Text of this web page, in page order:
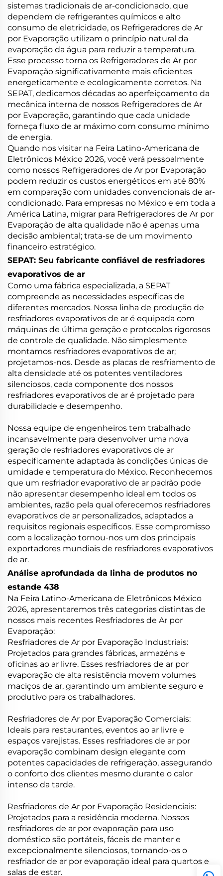
sistemas tradicionais de ar-condicionado, que
dependem de refrigerantes químicos e alto
consumo de eletricidade, os Refrigeradores de Ar
por Evaporação utilizam o princípio natural da
evaporação da água para reduzir a temperatura.
Esse processo torna os Refrigeradores de Ar por
Evaporação significativamente mais eficientes
energeticamente e ecologicamente corretos. Na
SEPAT, dedicamos décadas ao aperfeiçoamento da
mecânica interna de nossos Refrigeradores de Ar
por Evaporação, garantindo que cada unidade
forneça fluxo de ar máximo com consumo mínimo
de energia.
Quando nos visitar na Feira Latino-Americana de
Eletrônicos México 2026, você verá pessoalmente
como nossos Refrigeradores de Ar por Evaporação
podem reduzir os custos energéticos em até 80%
em comparação com unidades convencionais de ar-
condicionado. Para empresas no México e em toda a
América Latina, migrar para Refrigeradores de Ar por
Evaporação de alta qualidade não é apenas uma
decisão ambiental; trata-se de um movimento
financeiro estratégico.
SEPAT: Seu fabricante confiável de resfriadores
evaporativos de ar
Como uma fábrica especializada, a SEPAT
compreende as necessidades específicas de
diferentes mercados. Nossa linha de produção de
resfriadores evaporativos de ar é equipada com
máquinas de última geração e protocolos rigorosos
de controle de qualidade. Não simplesmente
montamos resfriadores evaporativos de ar;
projetamos-nos. Desde as placas de resfriamento de
alta densidade até os potentes ventiladores
silenciosos, cada componente dos nossos
resfriadores evaporativos de ar é projetado para
durabilidade e desempenho.
Nossa equipe de engenheiros tem trabalhado
incansavelmente para desenvolver uma nova
geração de resfriadores evaporativos de ar
especificamente adaptada às condições únicas de
umidade e temperatura do México. Reconhecemos
que um resfriador evaporativo de ar padrão pode
não apresentar desempenho ideal em todos os
ambientes, razão pela qual oferecemos resfriadores
evaporativos de ar personalizados, adaptados a
requisitos regionais específicos. Esse compromisso
com a localização tornou-nos um dos principais
exportadores mundiais de resfriadores evaporativos
de ar.
Análise aprofundada da linha de produtos no
estande 438
Na Feira Latino-Americana de Eletrônicos México
2026, apresentaremos três categorias distintas de
nossos mais recentes Resfriadores de Ar por
Evaporação:
Resfriadores de Ar por Evaporação Industriais:
Projetados para grandes fábricas, armazéns e
oficinas ao ar livre. Esses resfriadores de ar por
evaporação de alta resistência movem volumes
maciços de ar, garantindo um ambiente seguro e
produtivo para os trabalhadores.
Resfriadores de Ar por Evaporação Comerciais:
Ideais para restaurantes, eventos ao ar livre e
espaços varejistas. Esses resfriadores de ar por
evaporação combinam design elegante com
potentes capacidades de refrigeração, assegurando
o conforto dos clientes mesmo durante o calor
intenso da tarde.
Resfriadores de Ar por Evaporação Residenciais:
Projetados para a residência moderna. Nossos
resfriadores de ar por evaporação para uso
doméstico são portáteis, fáceis de manter e
excepcionalmente silenciosos, tornando-os o
resfriador de ar por evaporação ideal para quartos e
salas de estar.